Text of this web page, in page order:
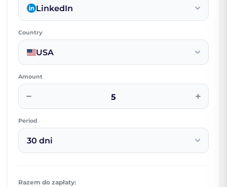
LinkedIn
Country
USA
Amount
− +
Period
30 dni
Razem do zapłaty: